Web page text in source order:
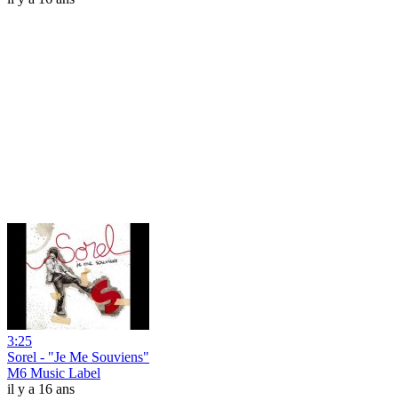
3:25
Sorel - "Je Me Souviens"
M6 Music Label
il y a 16 ans